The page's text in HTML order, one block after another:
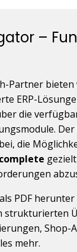
–
Partner bieten
ERP-
die
Der
die
complete
PDF herunter
strukturierten
Shop-
mehr.